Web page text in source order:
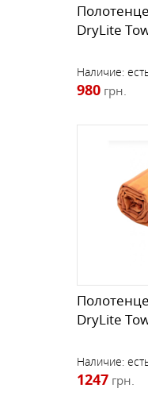
DryLite
Наличие:
980 грн.
DryLite
Наличие:
1247 грн.